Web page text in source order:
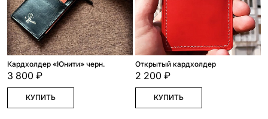
Кардхолдер «Юнити» черн.
3 800 ₽
КУПИТЬ
Открытый кардхолдер
2 200 ₽
КУПИТЬ